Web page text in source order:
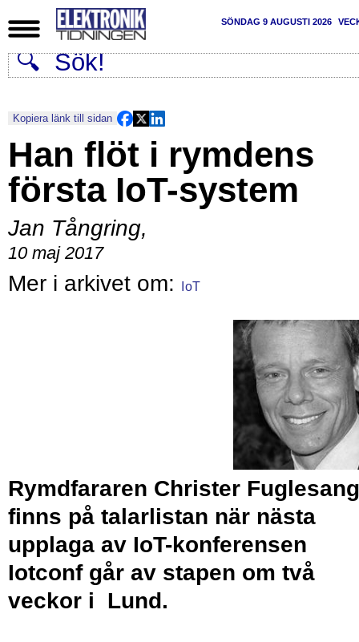
SÖNDAG 9 AUGUSTI 2026
Kopiera länk till sidan
Han flöt i rymdens
första IoT-system
Jan Tångring,
10 maj 2017
IoT
Rymdfararen Christer Fuglesang
finns på talarlistan när nästa
upplaga av IoT-konferensen
Iotconf går av stapen om två
veckor i Lund.